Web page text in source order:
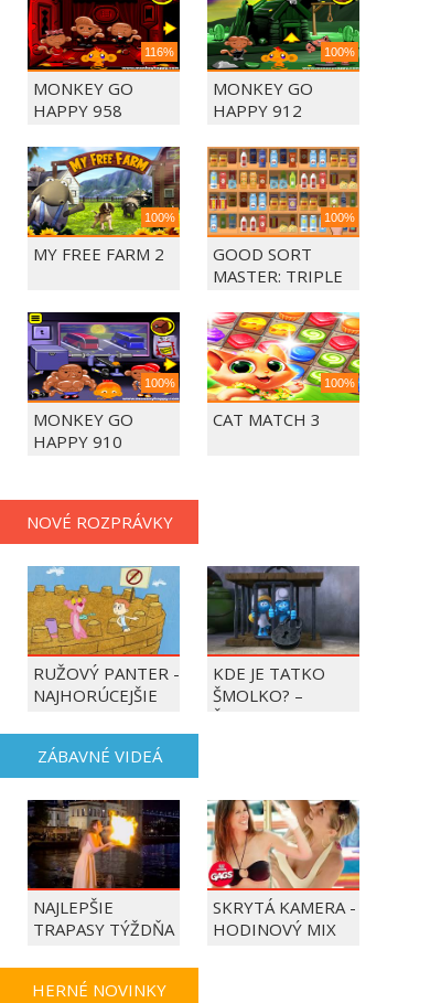
116%
MONKEY GO
HAPPY 958
100%
MONKEY GO
HAPPY 912
100%
MY FREE FARM 2
100%
GOOD SORT
MASTER: TRIPLE
100%
MONKEY GO
HAPPY 910
100%
CAT MATCH 3
NOVÉ ROZPRÁVKY
RUŽOVÝ PANTER -
NAJHORÚCEJŠIE
KDE JE TATKO
ŠMOLKO? –
ŠMOLKOVIA
ZÁBAVNÉ VIDEÁ
NAJLEPŠIE
TRAPASY TÝŽDŇA
SKRYTÁ KAMERA -
HODINOVÝ MIX
HERNÉ NOVINKY